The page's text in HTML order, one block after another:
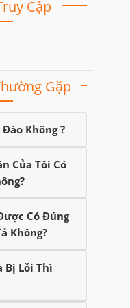
Cập
Gặp
Không ?
Của Tôi Có
Có Đúng
Không?
Bị Lỗi Thì